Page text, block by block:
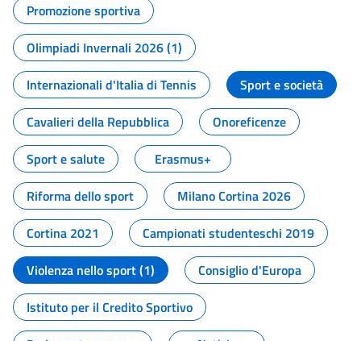
Promozione sportiva
Olimpiadi Invernali 2026 (1)
Internazionali d'Italia di Tennis
Sport e società
Cavalieri della Repubblica
Onoreficenze
Sport e salute
Erasmus+
Riforma dello sport
Milano Cortina 2026
Cortina 2021
Campionati studenteschi 2019
Violenza nello sport (1)
Consiglio d'Europa
Istituto per il Credito Sportivo